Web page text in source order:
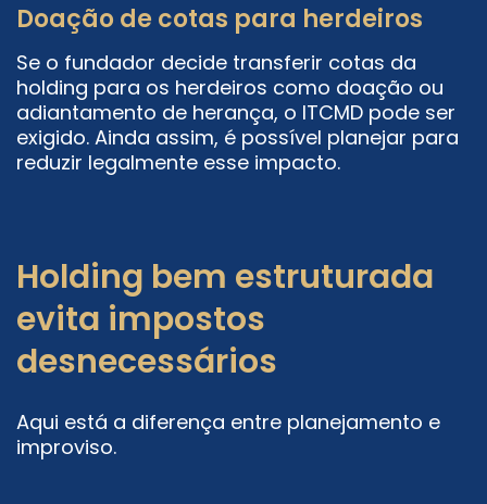
Doação de cotas para herdeiros
Se o fundador decide transferir cotas da
holding para os herdeiros como doação ou
adiantamento de herança, o ITCMD pode ser
exigido. Ainda assim, é possível planejar para
reduzir legalmente esse impacto.
Holding bem estruturada
evita impostos
desnecessários
Aqui está a diferença entre planejamento e
improviso.